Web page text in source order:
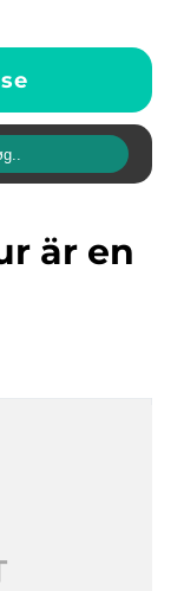
se